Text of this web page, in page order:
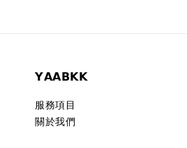
𝗬𝗔𝗔𝗕𝗞𝗞
服務項目
關於我們